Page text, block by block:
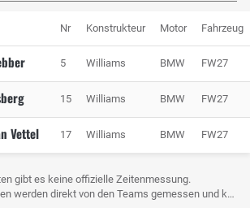
Nr Konstrukteur Motor Fahrzeug
5 Williams BMW FW27
15 Williams BMW FW27
Vettel 17 Williams BMW FW27
gibt es keine offizielle Zeitenmessung.
direkt von den Teams gemessen und können voneinander abweichen.